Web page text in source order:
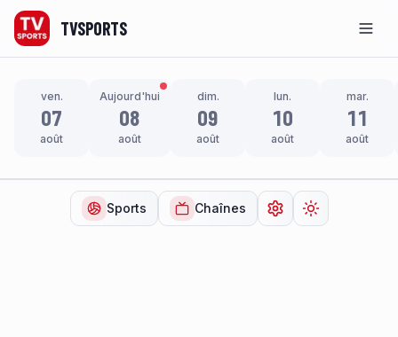
TVSPORTS
ven.
07
août
Aujourd'hui
08
août
dim.
09
août
lun.
10
août
mar.
11
août
Sports Chaînes Ouvrir lesChanger de